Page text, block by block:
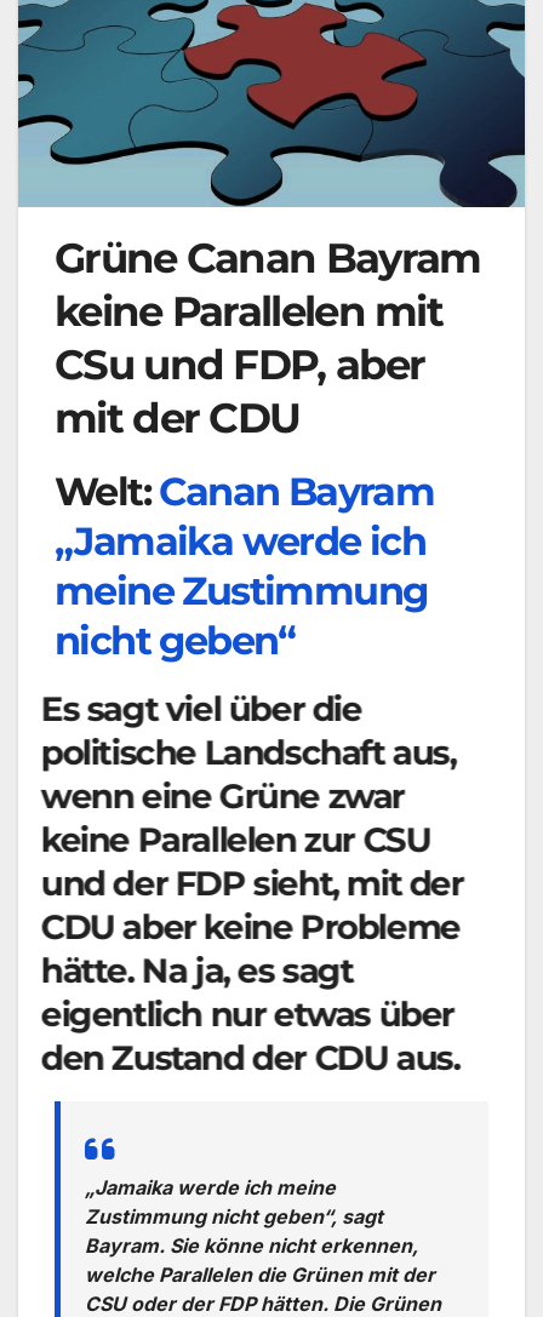
Grüne Canan Bayram
keine Parallelen mit
CSu und FDP, aber
mit der CDU
Welt:Canan Bayram
„Jamaika werde ich
meine Zustimmung
nicht geben“
Es sagt viel über die
politische Landschaft aus,
wenn eine Grüne zwar
keine Parallelen zur CSU
und der FDP sieht, mit der
CDU aber keine Probleme
hätte. Na ja, es sagt
eigentlich nur etwas über
den Zustand der CDU aus.
„Jamaika werde ich meine
Zustimmung nicht geben“, sagt
Bayram. Sie könne nicht erkennen,
welche Parallelen die Grünen mit der
CSU oder der FDP hätten. Die Grünen